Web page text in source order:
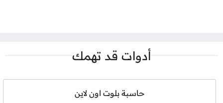
أدوات قد تهمك
حاسبة بلوت اون لاين